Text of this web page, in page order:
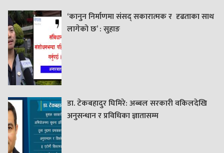
‘कानुन निर्माणमा संसद् सकारात्मक र दृढताका साथ
लागेको छ’ : सुहाङ
डा. टेकबहादुर घिमिरे: अब्बल सरकारी वकिलदेखि
अनुसन्धान र प्रविधिका ज्ञातासम्म